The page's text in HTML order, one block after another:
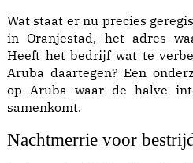
Wat staat er nu precies
in Oranjestad, het adres
Heeft het bedrijf wat te
Aruba daartegen? Een
op Aruba waar de halve
samenkomt.
Nachtmerrie voor